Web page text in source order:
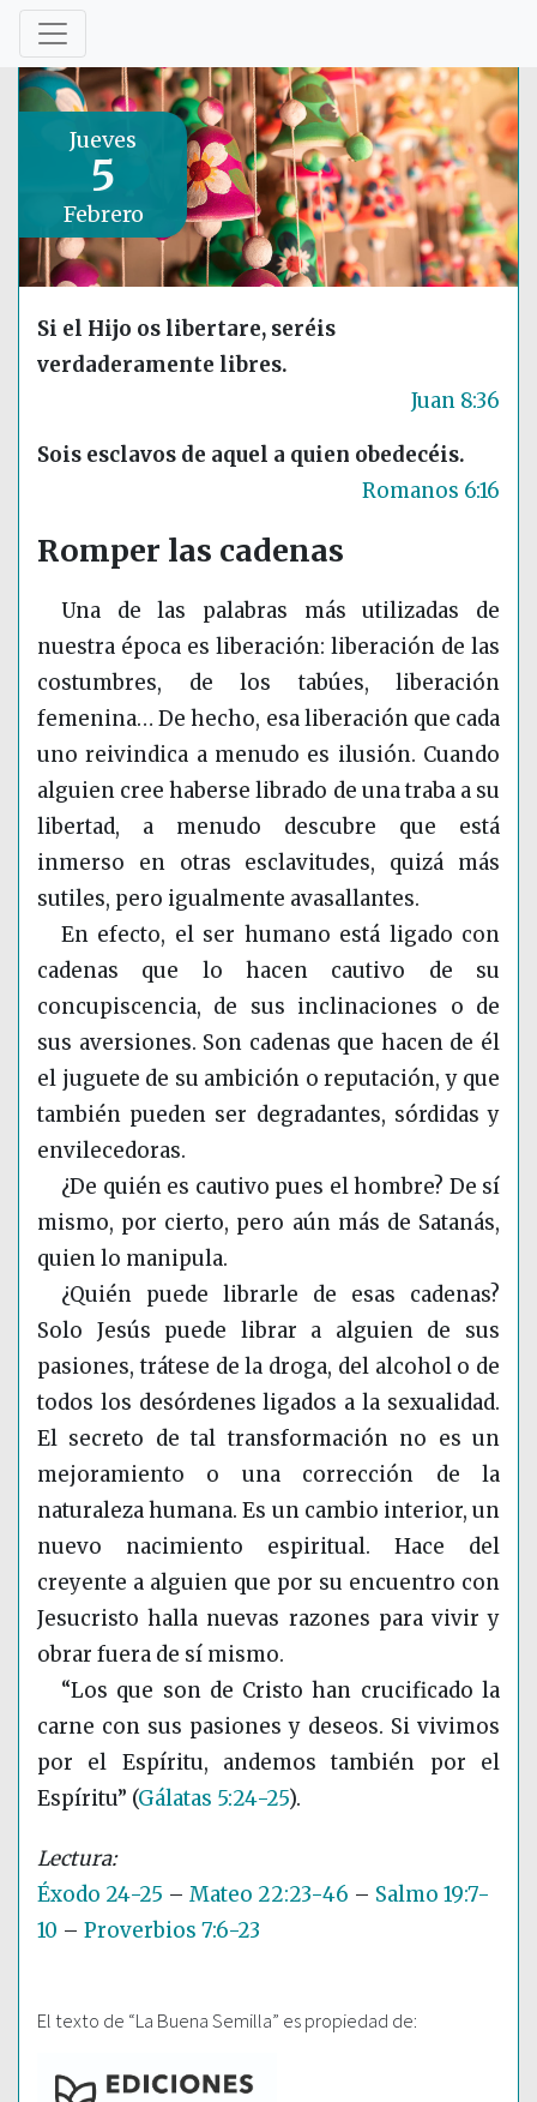
Jueves
5
Febrero
Si el Hijo os libertare, seréis
verdaderamente libres.
Juan 8:36
Sois esclavos de aquel a quien obedecéis.
Romanos 6:16
Romper las cadenas
Una de las palabras más utilizadas de
nuestra época es liberación: liberación de las
costumbres, de los tabúes, liberación
femenina… De hecho, esa liberación que cada
uno reivindica a menudo es ilusión. Cuando
alguien cree haberse librado de una traba a su
libertad, a menudo descubre que está
inmerso en otras esclavitudes, quizá más
sutiles, pero igualmente avasallantes.
En efecto, el ser humano está ligado con
cadenas que lo hacen cautivo de su
concupiscencia, de sus inclinaciones o de
sus aversiones. Son cadenas que hacen de él
el juguete de su ambición o reputación, y que
también pueden ser degradantes, sórdidas y
envilecedoras.
¿De quién es cautivo pues el hombre? De sí
mismo, por cierto, pero aún más de Satanás,
quien lo manipula.
¿Quién puede librarle de esas cadenas?
Solo Jesús puede librar a alguien de sus
pasiones, trátese de la droga, del alcohol o de
todos los desórdenes ligados a la sexualidad.
El secreto de tal transformación no es un
mejoramiento o una corrección de la
naturaleza humana. Es un cambio interior, un
nuevo nacimiento espiritual. Hace del
creyente a alguien que por su encuentro con
Jesucristo halla nuevas razones para vivir y
obrar fuera de sí mismo.
“Los que son de Cristo han crucificado la
carne con sus pasiones y deseos. Si vivimos
por el Espíritu, andemos también por el
Espíritu” (Gálatas 5:24-25).
Éxodo 24-25 – Mateo 22:23-46 – Salmo 19:7-
10 – Proverbios 7:6-23
El texto de “La Buena Semilla” es propiedad de: